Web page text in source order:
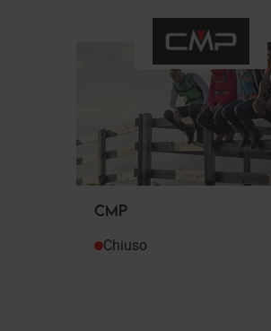
CMP
Chiuso